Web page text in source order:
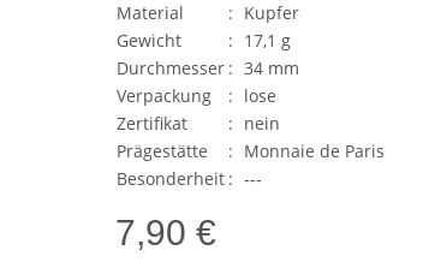
Material
: Kupfer
Gewicht
: 17,1 g
Durchmesser : 34 mm
Verpackung
: lose
Zertifikat
: nein
Prägestätte
: Monnaie de Paris
Besonderheit : ---
7,90 €